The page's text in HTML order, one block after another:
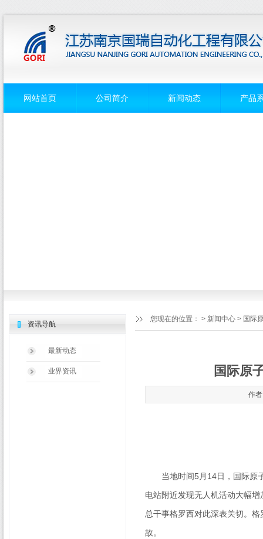
网站首页 公司简介 新闻动态 产品
您现在的位置： > 新闻中心 > 国际
资讯导航
最新动态
业界资讯 国际原
作
当地时间5 月 14日，国际原
电站附近发现无人机活动大幅增
总干事格罗西对此深表关切。
故。